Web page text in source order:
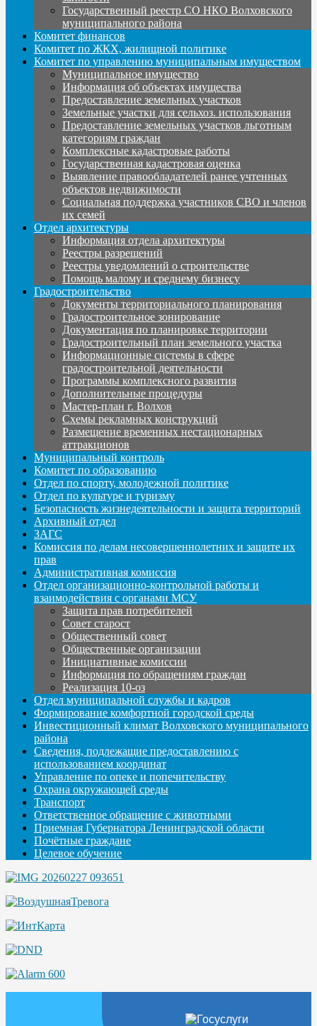
Государственный реестр СО НКО Волховского
муниципального района
Комитет финансов
Комитет по ЖКХ, жилищной политике
Комитет по управлению муниципальным имуществом
Муниципальное имущество
Информация об объектах имущества
Предоставление земельных участков
Земельные участки для сельхоз. использования
Предоставление земельных участков льготным
категориям граждан
Комплексные кадастровые работы
Государственная кадастровая оценка
Выявление правообладателей ранее учтенных
объектов недвижимости
Социальная поддержка участников СВО и членов
их семей
Отдел архитектуры
Информация отдела архитектуры
Реестры разрешений
Реестры уведомлений о строительстве
Помощь малому и среднему бизнесу
Градостроительство
Документы территориального планирования
Градостроительное зонирование
Документация по планировке территории
Градостроительный план земельного участка
Информационные системы в сфере
градостроительной деятельности
Программы комплексного развития
Дополнительные процедуры
Мастер-план г. Волхов
Схемы рекламных конструкций
Размещение временных нестационарных
аттракционов
Муниципальный контроль
Комитет по образованию
Отдел по спорту, молодежной политике
Отдел по культуре и туризму
Безопасность жизнедеятельности и защита территорий
Архивный отдел
ЗАГС
Комиссия по делам несовершеннолетних и защите их
прав
Административная комиссия
Отдел организационно-контрольной работы и
взаимодействия с органами МСУ
Защита прав потребителей
Совет старост
Общественный совет
Общественные организации
Инициативные комиссии
Информация по обращениям граждан
Реализация 10-оз
Отдел муниципальной службы и кадров
Формирование комфортной городской среды
Инвестиционный климат Волховского муниципального
района
Сведения, подлежащие предоставлению с
использованием координат
Управление по опеке и попечительству
Охрана окружающей среды
Транспорт
Ответственное обращение с животными
Приемная Губернатора Ленинградской области
Почётные граждане
Целевое обучение